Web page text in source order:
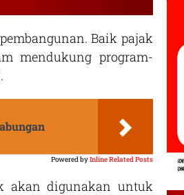
Baik pajak
mendukung program-
Powered byInline Related Posts
akan digunakan untuk